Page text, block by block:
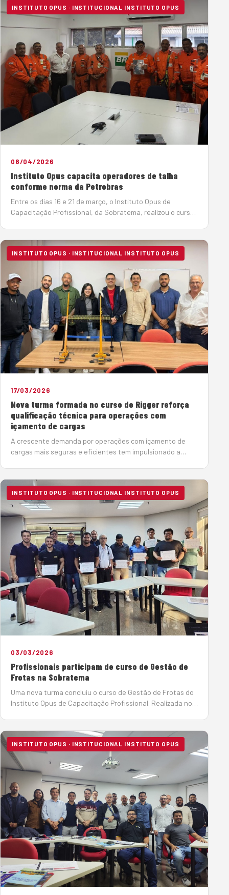
INSTITUTO OPUS · INSTITUCIONAL INSTITUTO OPUS
08/04/2026
Instituto Opus capacita operadores de talha
conforme norma da Petrobras
Entre os dias 16 e 21 de março, o Instituto Opus de
Capacitação Profissional, da Sobratema, realizou o curso
estabelece diretrizes rigorosas …
INSTITUTO OPUS · INSTITUCIONAL INSTITUTO OPUS
17/03/2026
Nova turma formada no curso de Rigger reforça
qualificação técnica para operações com
içamento de cargas
A crescente demanda por operações com içamento de
cargas mais seguras e eficientes tem impulsionado a
da Sobratema, concluiu…
INSTITUTO OPUS · INSTITUCIONAL INSTITUTO OPUS
03/03/2026
Profissionais participam de curso de Gestão de
Frotas na Sobratema
Uma nova turma concluiu o curso de Gestão de Frotas do
Instituto Opus de Capacitação Profissional. Realizada nos
no livro Gerenciamen…
INSTITUTO OPUS · INSTITUCIONAL INSTITUTO OPUS